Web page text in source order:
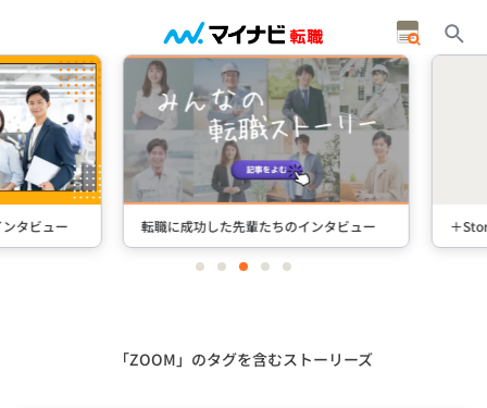
ビュー 転職に成功した先輩たちのインタビュー ＋
itemitemitemitemitem
「ZOOM」のタグを含むストーリーズ